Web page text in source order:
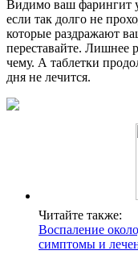
Видимо ваш фарингит
если так долго не
которые раздражают
переставайте. Лишнее
чему. А таблетки
дня не лечится.
Читайте также:
Воспаление
симптомы и